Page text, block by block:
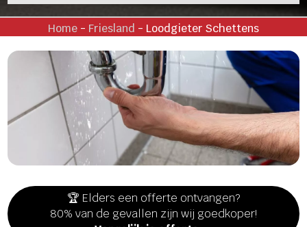
Home- Friesland - Loodgieter Schettens
🏆 Elders een offerte ontvangen?
80% van de gevallen zijn wij goedkoper!